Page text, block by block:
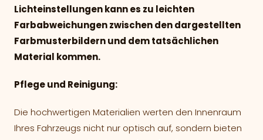
Lichteinstellungen kann es zu leichten
Farbabweichungen zwischen den dargestellten
Farbmusterbildern und dem tatsächlichen
Material kommen.
Pflege und Reinigung:
Die hochwertigen Materialien werten den Innenraum
Ihres Fahrzeugs nicht nur optisch auf, sondern bieten